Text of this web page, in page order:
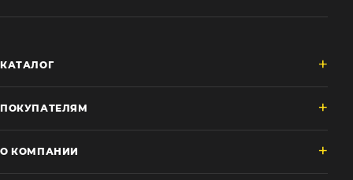
КАТАЛОГ
ПОКУПАТЕЛЯМ
О КОМПАНИИ